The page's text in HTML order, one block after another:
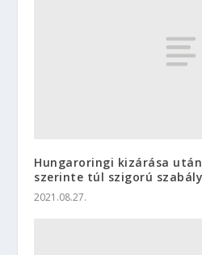
Hungaroringi kizárása
szerinte túl szigorú
2021.08.27.